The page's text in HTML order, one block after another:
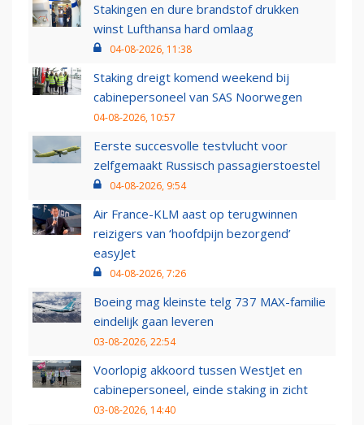
Stakingen en dure brandstof drukken
winst Lufthansa hard omlaag
04-08-2026, 11:38
Staking dreigt komend weekend bij
cabinepersoneel van SAS Noorwegen
04-08-2026, 10:57
Eerste succesvolle testvlucht voor
zelfgemaakt Russisch passagierstoestel
04-08-2026, 9:54
Air France-KLM aast op terugwinnen
reizigers van ‘hoofdpijn bezorgend’
easyJet
04-08-2026, 7:26
Boeing mag kleinste telg 737 MAX-familie
eindelijk gaan leveren
03-08-2026, 22:54
Voorlopig akkoord tussen WestJet en
cabinepersoneel, einde staking in zicht
03-08-2026, 14:40